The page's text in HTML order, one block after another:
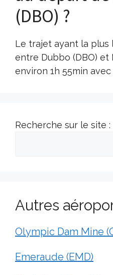
(DBO) ?
Le trajet ayant la plus
entre Dubbo (DBO) et
environ 1h 55min avec
Recherche sur le site :
Autres
Olympic Dam Mine
Emeraude (EMD)